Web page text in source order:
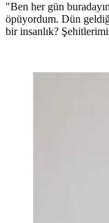
"Ben her gün
öpüyordum. Dün
bir insanlık?